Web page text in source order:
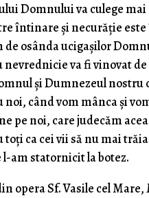
Domnului va culege
întinare şi necurăţie este
de osânda ucigaşilor
va fi vinovat
şi Dumnezeul nostru
când vom mânca şi
pe noi, care judecăm
ca cei vii să nu mai
l-am statornicit la botez.
opera Sf. Vasile cel Mare,